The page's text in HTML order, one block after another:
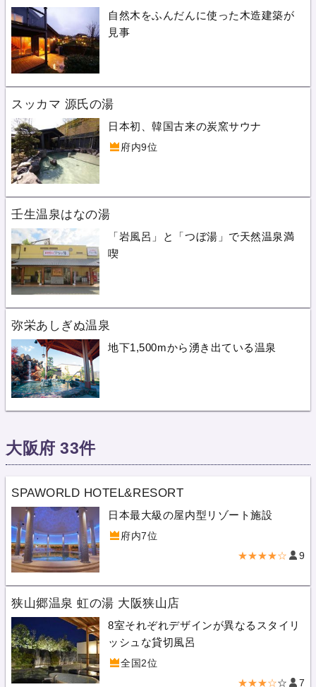
自然木をふんだんに使った木造建築が
見事
スッカマ 源氏の湯
日本初、韓国古来の炭窯サウナ
府内9位
壬生温泉はなの湯
「岩風呂」と「つぼ湯」で天然温泉満
喫
弥栄あしぎぬ温泉
地下1,500mから湧き出ている温泉
大阪府 33件
SPAWORLD HOTEL&RESORT
日本最大級の屋内型リゾート施設
府内7位
★★★★☆ 9
狭山郷温泉 虹の湯 大阪狭山店
8室それぞれデザインが異なるスタイリ
ッシュな貸切風呂
全国2位
★★★☆☆ 7